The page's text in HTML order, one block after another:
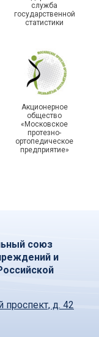
детям – добрые
служба
государственной
статистики
Акционерное
общество
«Московское
протезно-
ортопедическое
предприятие»
союз
и
д. 42